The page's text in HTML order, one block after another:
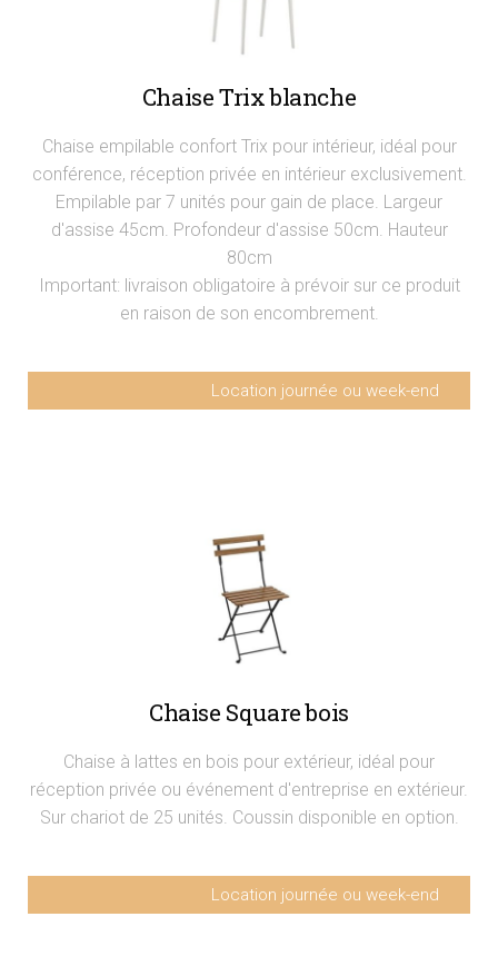
Chaise Trix blanche
Chaise empilable confort Trix pour intérieur, idéal pour
conférence, réception privée en intérieur exclusivement.
Empilable par 7 unités pour gain de place. Largeur
d'assise 45cm. Profondeur d'assise 50cm. Hauteur
80cm
Important: livraison obligatoire à prévoir sur ce produit
en raison de son encombrement.
Location journée ou week-end
Chaise Square bois
Chaise à lattes en bois pour extérieur, idéal pour
réception privée ou événement d'entreprise en extérieur.
Sur chariot de 25 unités. Coussin disponible en option.
Location journée ou week-end